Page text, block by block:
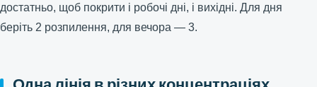
достатньо, щоб покрити і робочі дні, і вихідні. Для дня
беріть 2 розпилення, для вечора — 3.